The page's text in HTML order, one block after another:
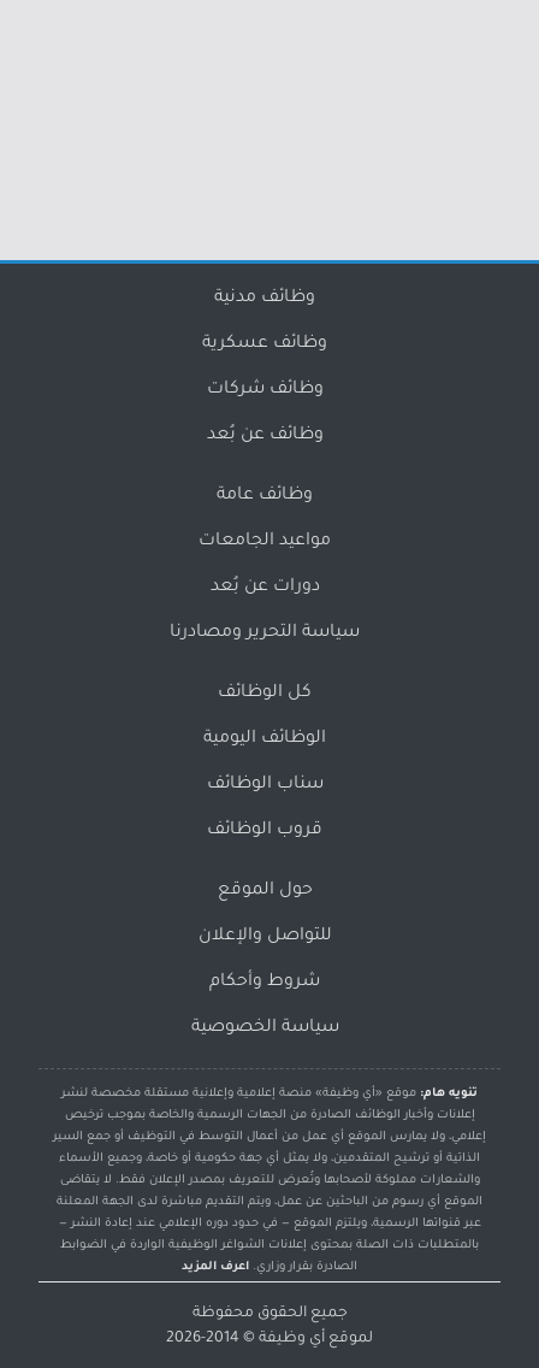
وظائف مدنية
وظائف عسكرية
وظائف شركات
وظائف عن بُعد
وظائف عامة
مواعيد الجامعات
دورات عن بُعد
سياسة التحرير ومصادرنا
كل الوظائف
الوظائف اليومية
سناب الوظائف
قروب الوظائف
حول الموقع
للتواصل والإعلان
شروط وأحكام
سياسة الخصوصية
تنويه هام: موقع «أي وظيفة» منصة إعلامية وإعلانية مستقلة مخصصة لنشر
إعلانات وأخبار الوظائف الصادرة من الجهات الرسمية والخاصة بموجب ترخيص
إعلامي، ولا يمارس الموقع أي عمل من أعمال التوسط في التوظيف أو جمع السير
الذاتية أو ترشيح المتقدمين، ولا يمثل أي جهة حكومية أو خاصة، وجميع الأسماء
والشعارات مملوكة لأصحابها وتُعرض للتعريف بمصدر الإعلان فقط. لا يتقاضى
الموقع أي رسوم من الباحثين عن عمل، ويتم التقديم مباشرة لدى الجهة المعلنة
عبر قنواتها الرسمية، ويلتزم الموقع — في حدود دوره الإعلامي عند إعادة النشر —
بالمتطلبات ذات الصلة بمحتوى إعلانات الشواغر الوظيفية الواردة في الضوابط
الصادرة بقرار وزاري. اعرف المزيد
جميع الحقوق محفوظة
لموقع أي وظيفة © 2014-2026